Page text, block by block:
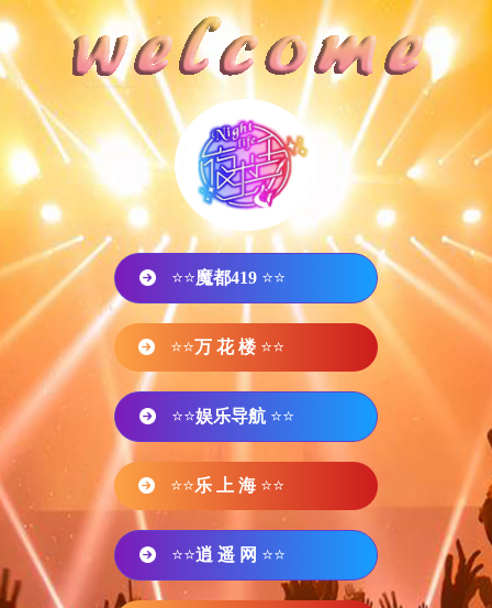
⭐⭐魔都419 ⭐⭐
⭐⭐万 花 楼 ⭐⭐
⭐⭐娱乐导航 ⭐⭐
⭐⭐乐 上 海 ⭐⭐
⭐⭐逍 遥 网 ⭐⭐